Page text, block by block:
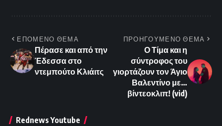
ΕΠΟΜΕΝΟ ΘΕΜΑ
Πέρασε και από την
Έδεσσα στο
ντεμπούτο Κλιάιτς
ΠΡΟΗΓΟΥΜΕΝΟ ΘΕΜΑ
Ο Τίμα και η
σύντροφος του
γιορτάζουν τον Άγιο
Βαλεντίνο με…
βίντεοκλιπ! (vid)
Rednews Youtube